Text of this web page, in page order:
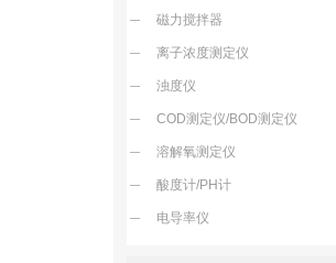
磁力搅拌器
离子浓度测定仪
浊度仪
COD测定仪/BOD测定仪
溶解氧测定仪
酸度计/PH计
电导率仪